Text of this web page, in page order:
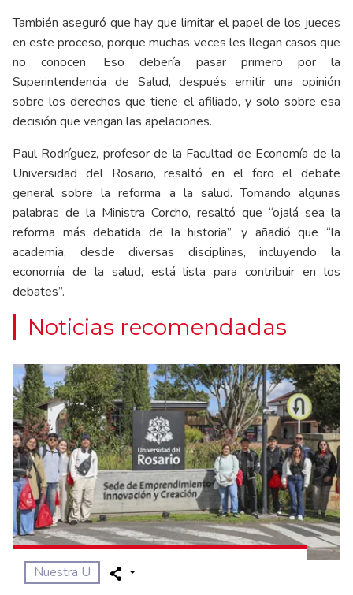
También aseguró que hay que limitar el papel de los jueces
en este proceso, porque muchas veces les llegan casos que
no conocen. Eso debería pasar primero por la
Superintendencia de Salud, después emitir una opinión
sobre los derechos que tiene el afiliado, y solo sobre esa
decisión que vengan las apelaciones.
Paul Rodríguez, profesor de la Facultad de Economía de la
Universidad del Rosario, resaltó en el foro el debate
general sobre la reforma a la salud. Tomando algunas
palabras de la Ministra Corcho, resaltó que “ojalá sea la
reforma más debatida de la historia”, y añadió que “la
academia, desde diversas disciplinas, incluyendo la
economía de la salud, está lista para contribuir en los
debates”.
Noticias recomendadas
Nuestra U